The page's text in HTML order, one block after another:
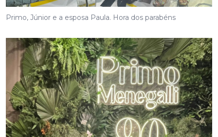
Primo, Júnior e a esposa Paula. Hora dos parabéns